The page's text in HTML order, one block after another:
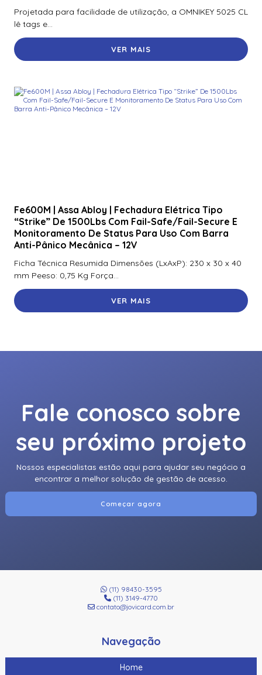
Projetada para facilidade de utilização, a OMNIKEY 5025 CL
lê tags e...
VER MAIS
Fe600M | Assa Abloy | Fechadura Elétrica Tipo
“Strike” De 1500Lbs Com Fail-Safe/Fail-Secure E
Monitoramento De Status Para Uso Com Barra
Anti-Pânico Mecânica – 12V
Ficha Técnica Resumida Dimensões (LxAxP): 230 x 30 x 40
mm Peeso: 0,75 Kg Força...
VER MAIS
Fale conosco sobre
seu próximo projeto
Nossos especialistas estão aqui para ajudar seu negócio a
encontrar a melhor solução de gestão de acesso.
Começar agora
(11) 98430-3595
(11) 3149-4770
contato@jovicard.com.br
Navegação
Home